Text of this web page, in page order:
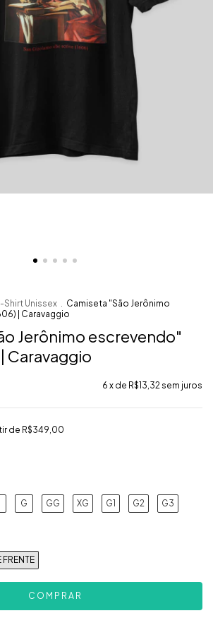
Shirt Unissex . Camiseta "São Jerônimo
| Caravaggio
Jerônimo escrevendo"
Caravaggio
6 x de R$13,32 sem juros
de R$349,00
G GG XG G1 G2 G3